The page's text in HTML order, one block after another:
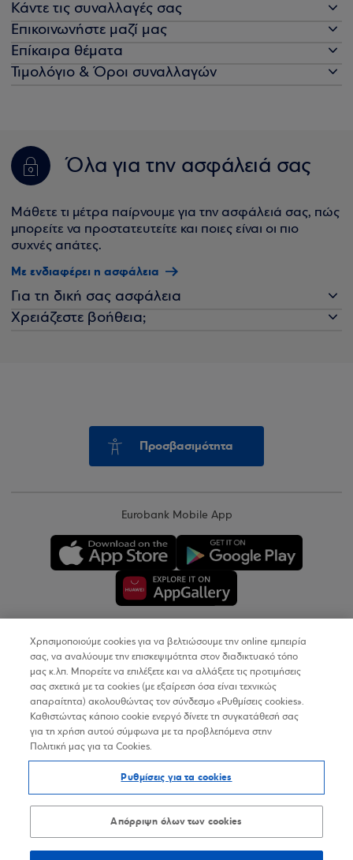
Κάντε τις συναλλαγές σας
Επικοινωνήστε μαζί μας
Επίκαιρα θέματα
Τιμολόγιο & Όροι συναλλαγών
Όλα για την ασφάλειά σας
Μάθετε τι μέτρα παίρνουμε για την ασφάλειά σας, πώς
μπορείτε να προστατευτείτε και ποιες είναι οι πιο
συχνές απάτες.
Με ενδιαφέρει η ασφάλεια
Για τη δική σας ασφάλεια
Χρειάζεστε βοήθεια;
Προσβασιμότητα
Eurobank Mobile App
Copyright © 2026
Όροι Χρήσης
Προσωπικά Δεδομένα στον Διαδικτυακό Τόπο
Δήλωση Προσβασιμότητας
Sitemap
Χρησιμοποιούμε cookies για να βελτιώσουμε την online εμπειρία
σας, να αναλύουμε την επισκεψιμότητα στον διαδικτυακό τόπο
μας κ.λπ. Μπορείτε να επιλέξετε και να αλλάξετε τις προτιμήσεις
σας σχετικά με τα cookies (με εξαίρεση όσα είναι τεχνικώς
απαραίτητα) ακολουθώντας τον σύνδεσμο «Ρυθμίσεις cookies».
Καθιστώντας κάποιο cookie ενεργό δίνετε τη συγκατάθεσή σας
για τη χρήση αυτού σύμφωνα με τα προβλεπόμενα στην
Πολιτική μας για τα Cookies.
Ρυθμίσεις για τα cookies
Απόρριψη όλων των cookies